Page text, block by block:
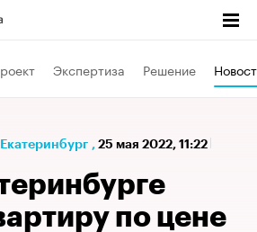
Экспертиза Решение
Екатеринбург , 25 мая 2022, 11:22
по цене